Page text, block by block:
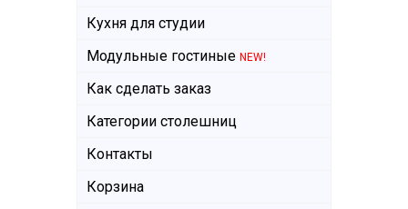
Кухня для студии
Модульные гостиные NEW!
Как сделать заказ
Категории столешниц
Контакты
Корзина